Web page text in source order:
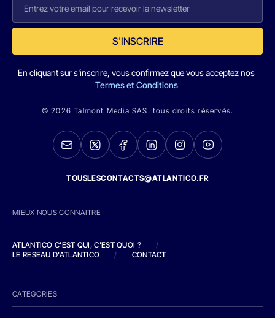
S'INSCRIRE
En cliquant sur s'inscrire, vous confirmez que vous acceptez nos
Termes et Conditions
© 2026 Talmont Media SAS. tous droits réservés.
TOUSLESCONTACTS@ATLANTICO.FR
MIEUX NOUS CONNAITRE
ATLANTICO C'EST QUI, C'EST QUOI ?
/
LE RESEAU D'ATLANTICO
/ CONTACT
CATEGORIES